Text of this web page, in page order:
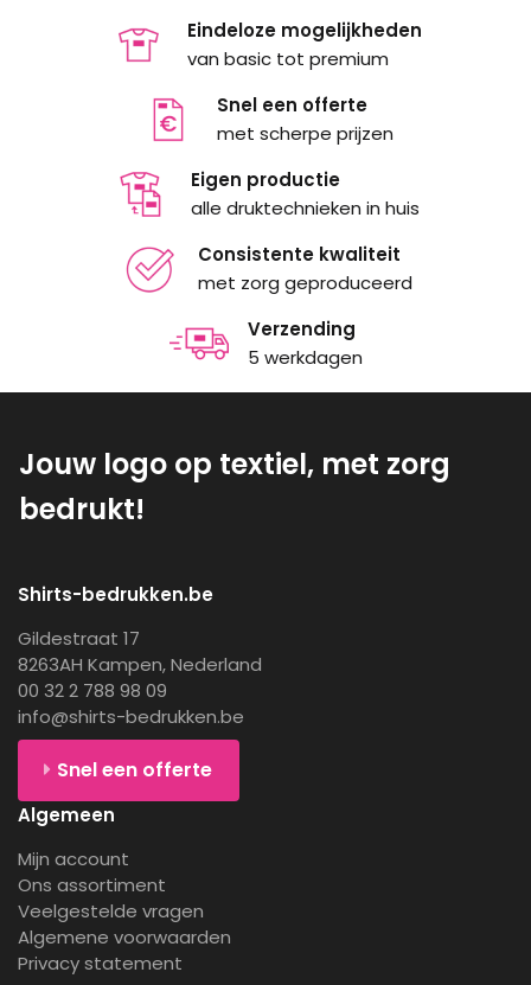
Eindeloze mogelijkheden
van basic tot premium
Snel een offerte
met scherpe prijzen
Eigen productie
alle druktechnieken in huis
Consistente kwaliteit
met zorg geproduceerd
Verzending
5 werkdagen
Jouw logo op textiel, met zorg
bedrukt!
Shirts-bedrukken.be
Gildestraat 17
8263AH Kampen, Nederland
00 32 2 788 98 09
info@shirts-bedrukken.be
Snel een offerte
Algemeen
Mijn account
Ons assortiment
Veelgestelde vragen
Algemene voorwaarden
Privacy statement